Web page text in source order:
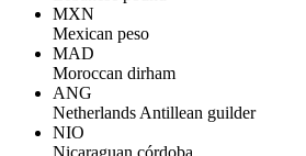
MXN
Mexican peso
MAD
Moroccan dirham
ANG
Netherlands Antillean guilder
NIO
Nicaraguan córdoba